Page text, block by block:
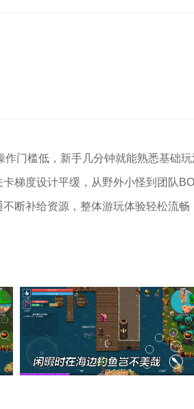
门槛低，新手几分钟就能熟悉基础
梯度设计平缓，从野外小怪到团队
断补给资源，整体游玩体验轻松流畅